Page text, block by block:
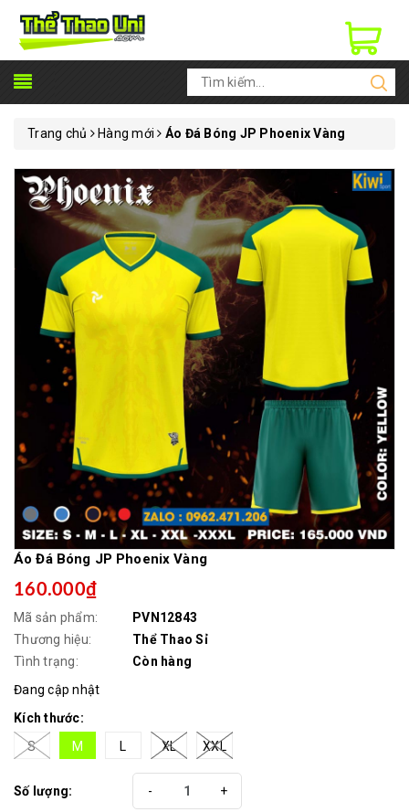
Trang chủ Hàng mới Áo Đá Bóng JP Phoenix Vàng
Áo Đá Bóng JP Phoenix Vàng
160.000₫
Mã sản phẩm:
PVN12843
Thương hiệu:
Thể Thao Sỉ
Tình trạng:
Còn hàng
Đang cập nhật
Kích thước:
S
M L XL XXL
Số lượng: +
-